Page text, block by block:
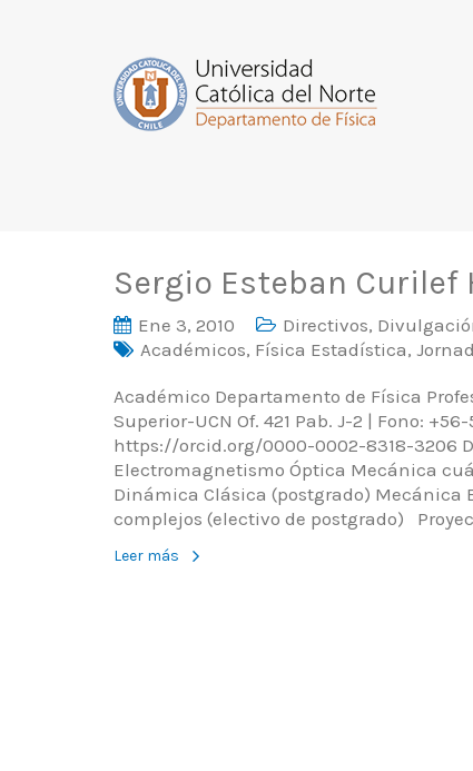
Sergio Esteban Curilef
Ene 3, 2010 Directivos,
Académicos, Física Estadística,
Académico Departamento de Física
Superior-UCN Of. 421 Pab. J-2 | Fono:
https://orcid.org/0000-0002-8318-3206
Electromagnetismo Óptica Mecánica
Dinámica Clásica (postgrado) Mecánica
complejos (electivo de postgrado)
Leer más